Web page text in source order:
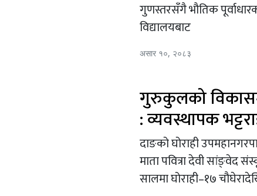
गुणस्तरसँगै भौतिक
विद्यालयबाट
असार १०, २०८३
गुरुकुलको
: व्यवस्थापक
दाङको घोराही
माता पवित्रा देवी
सालमा घोराही–१७